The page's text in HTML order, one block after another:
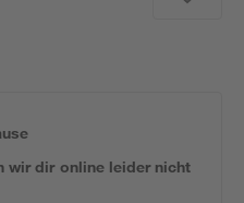
wir dir online leider nicht